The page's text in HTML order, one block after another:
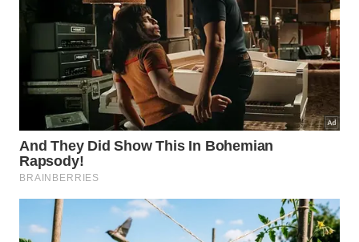
Qual é o melhor método para
remover o sarro e o calcário?
Para combater o acúmulo mineral severo, o ideal é
espalhar o líquido diretamente sobre a área afetada